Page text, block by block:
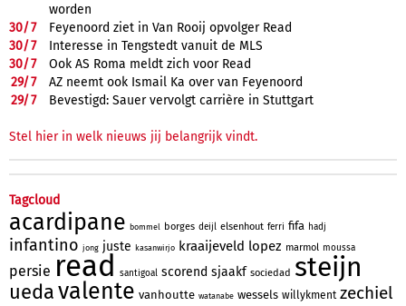
worden
30/7
Feyenoord ziet in Van Rooij opvolger Read
30/7
Interesse in Tengstedt vanuit de MLS
30/7
Ook AS Roma meldt zich voor Read
29/7
AZ neemt ook Ismail Ka over van Feyenoord
29/7 Bevestigd: Sauer vervolgt carrière in Stuttgart
Stel hier in welk nieuws jij belangrijk vindt.
Tagcloud
acardipane bommel borges deijl elsenhout ferri fifa hadj
infantino jong juste kasanwirjo kraaijeveld lopez marmol moussa
persie read santigoal scorend sjaakf sociedad steijn
uedavalente vanhoutte watanabe wessels willykment zechiel